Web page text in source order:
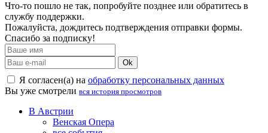
Что-то пошло не так, попробуйте позднее или обратитесь в
службу поддержки.
Пожалуйста, дождитесь подтверждения отправки формы.
Спасибо за подписку!
Ok
Я согласен(а) на обработку персональных данных
Вы уже смотрели вся история просмотров
В Австрии
Венская Опера